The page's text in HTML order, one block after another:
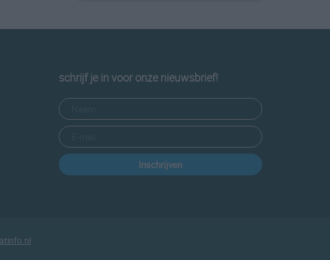
schrijf je in voor onze nieuwsbrief!
Inschrijven